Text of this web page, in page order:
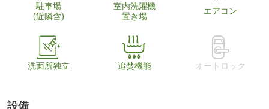
駐車場
(近隣含)
室内洗濯機
置き場
エアコン
洗面所独立 追焚機能 オートロック
設備